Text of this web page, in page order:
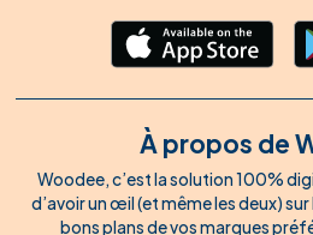
À propos de
Woodee, c’est la solution 100%
d’avoir un œil (et même les deux)
bons plans de vos marques